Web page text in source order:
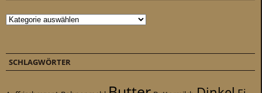
Kategorien
SCHLAGWÖRTER